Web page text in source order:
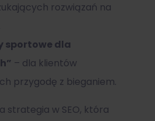
rozwiązań na
sportowe dla
– dla klientów
przygodę z bieganiem.
strategia w SEO, która